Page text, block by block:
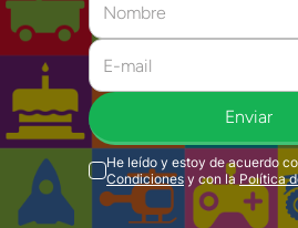
Enviar
He leído y estoy de acuerdo
Condiciones y con la Política